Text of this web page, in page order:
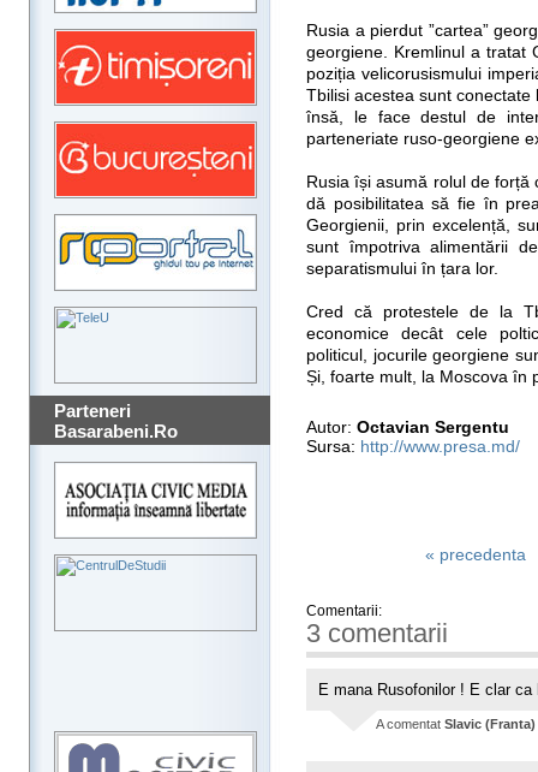
Parteneri
Basarabeni.Ro
Rusia a pierdut ”cartea”
georgiene. Kremlinul a tratat
poziția velicorusismului
Tbilisi acestea sunt
însă, le face destul de
parteneriate ruso-georgiene
Rusia își asumă rolul de
dă posibilitatea să fie în
Georgienii, prin excelență,
sunt împotriva alimentării
separatismului în țara lor.
Cred că protestele de la
economice decât cele
politicul, jocurile georgiene
Și, foarte mult, la Moscova în
Autor: Octavian Sergentu
Sursa: http://www.presa.md/
« precedenta
Comentarii:
3 comentarii
E mana Rusofonilor ! E clar ca
A comentat Slavic (Franta)